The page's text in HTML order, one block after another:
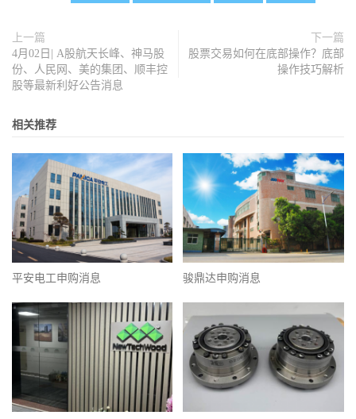
上一篇
4月02日| A股航天长峰、神马股
份、人民网、美的集团、顺丰控
股等最新利好公告消息
下一篇
股票交易如何在底部操作？底部
操作技巧解析
相关推荐
平安电工申购消息 骏鼎达申购消息